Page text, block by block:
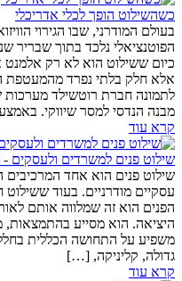
כשהשילוט הופך לכלי אדריכלי
בעולם המודרני, שבו הגירוי
הפוטנציאלי נלכד בתוך שבריר
כיום ששילוט הוא לא רק אלמנט
אלא חלק בלתי נפרד מהמעטפת
לתמונה חברת רוטשילד
מבנה הנדסי למסר שיווקי.
קרא עוד
שילוט פנים למשרדים ולעסקים -
שילוט פנים הוא אחד המרכיבים
עסקיים מודרניים. בעוד
הפנים הוא זה שמלווה אותם
היציאה. הוא מסייע בהתמצאות,
משפיע על התחושה הכללית
גדולה, קליניקה, […]
קרא עוד